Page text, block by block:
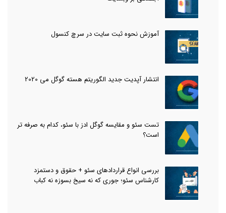
آموزش نحوه ثبت سایت در سرچ کنسول
انتشار آپدیت جدید الگوریتم هسته گوگل می 2020
تست سئو و مقایسه گوگل ادز با سئو، کدام به صرفه تر
است؟
بررسی انواع قراردادهای سئو + حقوق و دستمزد
کارشناس سئو؛ جوری که نه سیخ بسوزه نه کباب